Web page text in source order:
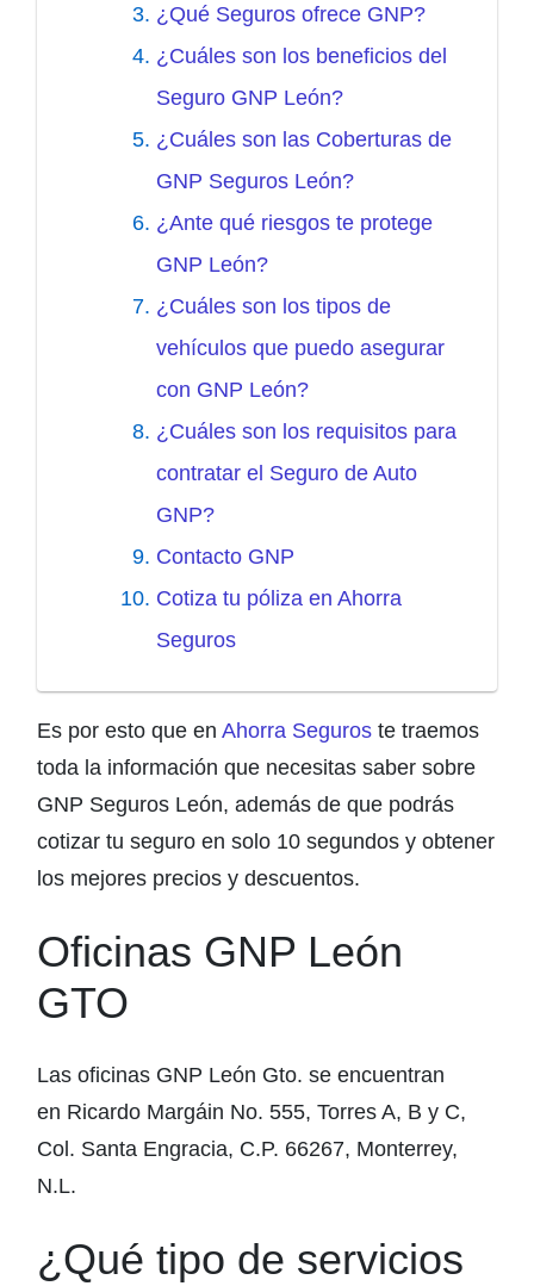
¿Qué Seguros ofrece GNP?
¿Cuáles son los beneficios del
Seguro GNP León?
¿Cuáles son las Coberturas de
GNP Seguros León?
¿Ante qué riesgos te protege
GNP León?
¿Cuáles son los tipos de
vehículos que puedo asegurar
con GNP León?
¿Cuáles son los requisitos para
contratar el Seguro de Auto
GNP?
Contacto GNP
Cotiza tu póliza en Ahorra
Seguros
Es por esto que en Ahorra Seguros te traemos
toda la información que necesitas saber sobre
GNP Seguros León, además de que podrás
cotizar tu seguro en solo 10 segundos y obtener
los mejores precios y descuentos.
Oficinas GNP León
GTO
Las oficinas GNP León Gto. se encuentran
en Ricardo Margáin No. 555, Torres A, B y C,
Col. Santa Engracia, C.P. 66267, Monterrey,
N.L.
¿Qué tipo de servicios